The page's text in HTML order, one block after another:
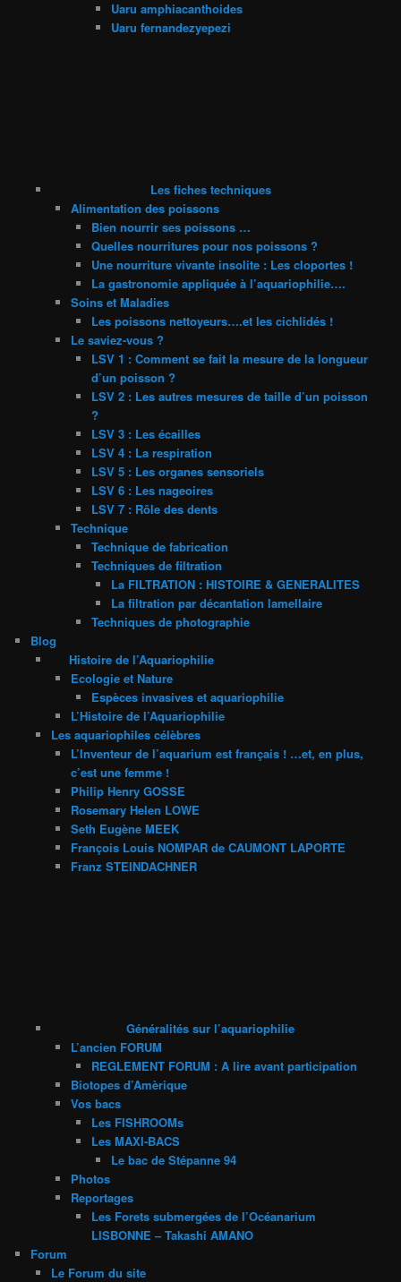
Uaru amphiacanthoides
Uaru fernandezyepezi
Les fiches techniques
Alimentation des poissons
Bien nourrir ses poissons …
Quelles nourritures pour nos poissons ?
Une nourriture vivante insolite : Les cloportes !
La gastronomie appliquée à l’aquariophilie….
Soins et Maladies
Les poissons nettoyeurs….et les cichlidés !
Le saviez-vous ?
LSV 1 : Comment se fait la mesure de la longueur
d’un poisson ?
LSV 2 : Les autres mesures de taille d’un poisson
?
LSV 3 : Les écailles
LSV 4 : La respiration
LSV 5 : Les organes sensoriels
LSV 6 : Les nageoires
LSV 7 : Rôle des dents
Technique
Technique de fabrication
Techniques de filtration
La FILTRATION : HISTOIRE & GENERALITES
La filtration par décantation lamellaire
Techniques de photographie
Blog
Histoire de l’Aquariophilie
Ecologie et Nature
Espèces invasives et aquariophilie
L’Histoire de l’Aquariophilie
Les aquariophiles célèbres
L’Inventeur de l’aquarium est français ! …et, en plus,
c’est une femme !
Philip Henry GOSSE
Rosemary Helen LOWE
Seth Eugène MEEK
François Louis NOMPAR de CAUMONT LAPORTE
Franz STEINDACHNER
Généralités sur l’aquariophilie
L’ancien FORUM
REGLEMENT FORUM : A lire avant participation
Biotopes d’Amèrique
Vos bacs
Les FISHROOMs
Les MAXI-BACS
Le bac de Stépanne 94
Photos
Reportages
Les Forets submergées de l’Océanarium
LISBONNE – Takashi AMANO
Forum
Le Forum du site